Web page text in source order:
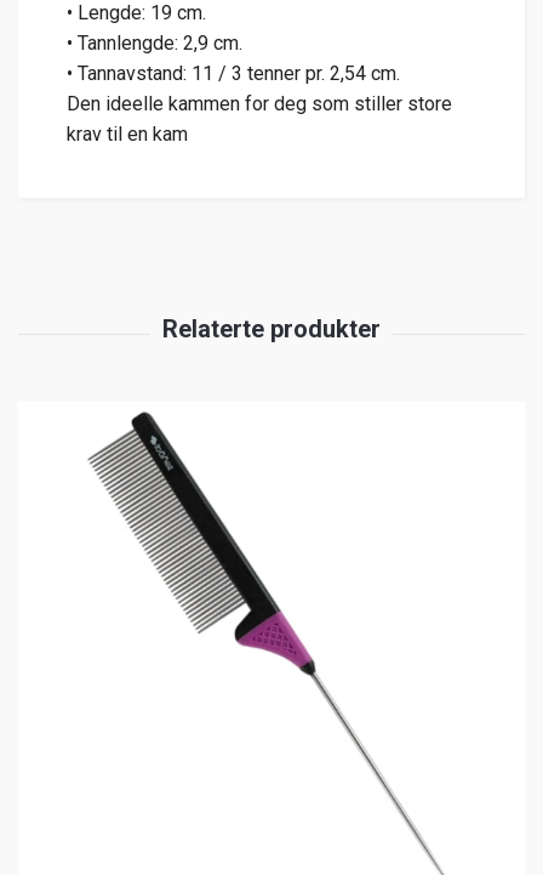
• Lengde: 19 cm.
• Tannlengde: 2,9 cm.
• Tannavstand: 11 / 3 tenner pr. 2,54 cm.
Den ideelle kammen for deg som stiller store
krav til en kam